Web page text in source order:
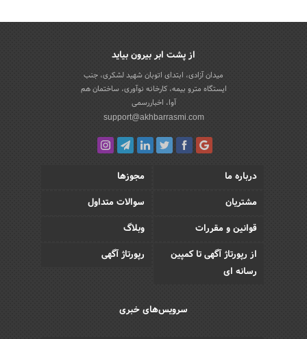
از پشت ابر بیرون بیاید
میدان آزادی، ابتدای اتوبان شهید لشکری، جنب
ایستگاه مترو بیمه، کارخانه نوآوری، ساختمان هم
آوا، اخباررسمی
support@akhbarrasmi.com
درباره ما
مجوزها
مشتریان
سوالات متداول
قوانین و مقررات
وبلاگ
از رپورتاژ آگهی تا کمپین
رسانه ای
رپورتاژ آگهی
سرویس‌های خبری